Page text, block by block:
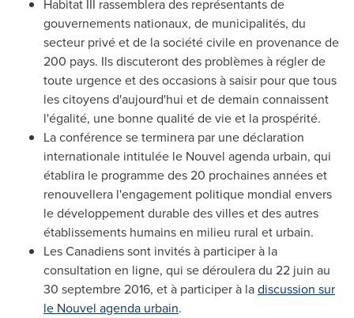
Habitat III rassemblera des représentants de
gouvernements nationaux, de municipalités, du
secteur privé et de la société civile en provenance de
200 pays. Ils discuteront des problèmes à régler de
toute urgence et des occasions à saisir pour que tous
les citoyens d'aujourd'hui et de demain connaissent
l'égalité, une bonne qualité de vie et la prospérité.
La conférence se terminera par une déclaration
internationale intitulée le Nouvel agenda urbain, qui
établira le programme des 20 prochaines années et
renouvellera l'engagement politique mondial envers
le développement durable des villes et des autres
établissements humains en milieu rural et urbain.
Les Canadiens sont invités à participer à la
consultation en ligne, qui se déroulera du 22 juin au
30 septembre2016, età participer à ladiscussion sur
le Nouvel agenda urbain.